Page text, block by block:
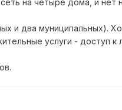
на четыре дома, и нет
и два муниципальных).
услуги - доступ